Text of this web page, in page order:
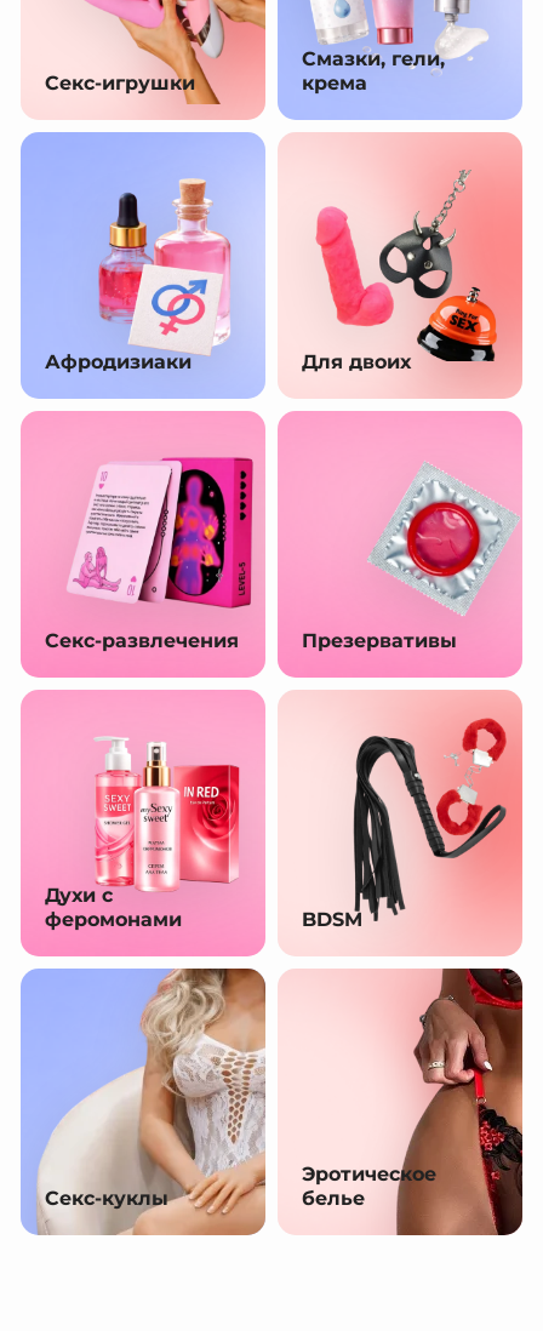
Секс-игрушки
Смазки, гели,
крема
Афродизиаки Для двоих
Секс-развлечения Презервативы
Духи с
феромонами
BDSM
Секс-куклы
Эротическое
белье